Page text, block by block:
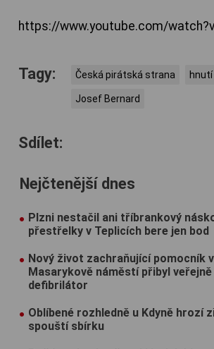
https://www.youtube.com/
Tagy: Česká pirátská strana hnutí
Josef Bernard
Sdílet:
Nejčtenější dnes
Plzni nestačil ani tříbrankový
přestřelky v Teplicích bere jen bod
Nový život zachraňující pomocník
Masarykově náměstí přibyl
defibrilátor
Oblíbené rozhledně u Kdyně hrozí
spouští sbírku